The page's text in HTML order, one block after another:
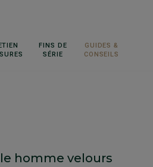
FINS DE
SÉRIE
GUIDES &
CONSEILS
homme velours